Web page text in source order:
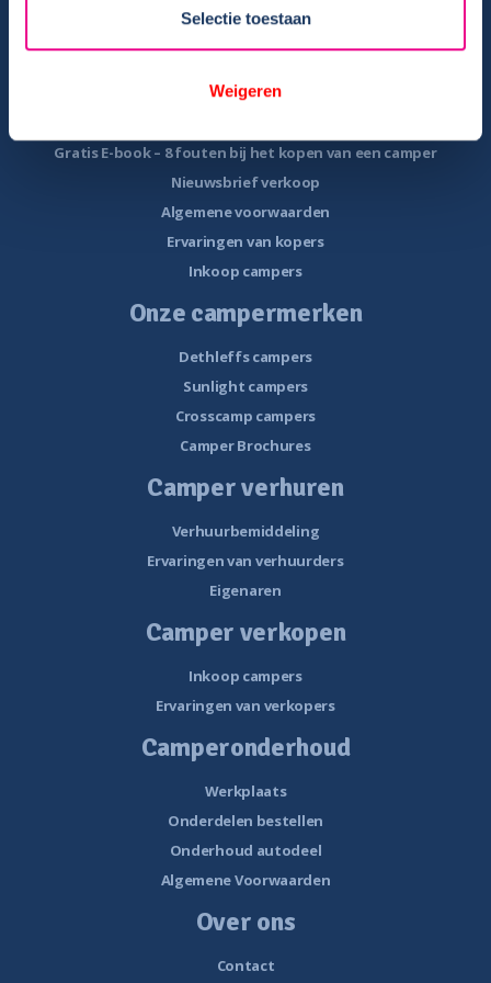
Selectie toestaan
Weigeren
Veel voorkomende storingen onderweg
Camper te koop
Overzicht campers te koop
Gratis E-book – 8 fouten bij het kopen van een camper
Nieuwsbrief verkoop
Algemene voorwaarden
Ervaringen van kopers
Inkoop campers
Onze campermerken
Dethleffs campers
Sunlight campers
Crosscamp campers
Camper Brochures
Camper verhuren
Verhuurbemiddeling
Ervaringen van verhuurders
Eigenaren
Camper verkopen
Inkoop campers
Ervaringen van verkopers
Camperonderhoud
Werkplaats
Onderdelen bestellen
Onderhoud autodeel
Algemene Voorwaarden
Over ons
Contact